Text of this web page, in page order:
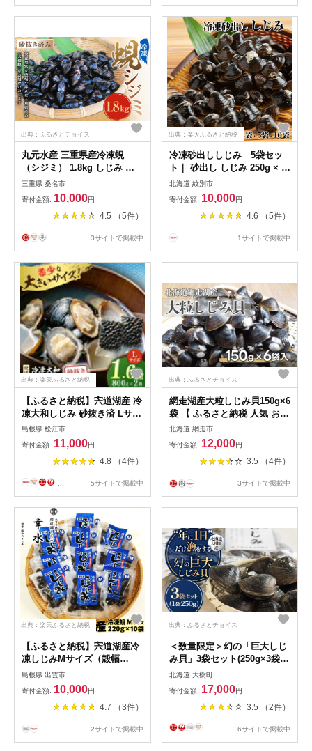
出典：ふるさとチョイス
丸元水産 三重県産冷凍蜆
（シジミ） 1.8kg しじみ 魚
介 貝 魚貝 海鮮 お吸い物 味
噌汁 スープ 023-0005
三重県 桑名市
寄付金額: 10,000円
4.5 （5件）
3サイトで掲載中
出典：楽天ふるさと納税
冷凍砂出ししじみ 5袋セッ
ト｜ 砂出し しじみ 250g × 5
袋 新鮮 国産 グルメ 味噌汁
しじみ汁 酒蒸し クラムチャ
ウダー しじみチャウダー 炊
き込み 料理 お取り寄せ 貝 小
ふるさ
北海道 紋別市
寄付金額: 10,000円
4.6 （5件）
1サイトで掲載中
出典：楽天ふるさと納税
【ふるさと納税】宍道湖産 冷
凍大和しじみ 砂抜き済 Lサイ
ズ800×2袋(1.6kg) 島根県松江
市/しじみ市場株式会社
[ALDK005]
島根県 松江市
寄付金額: 11,000円
4.8 （4件）
5サイトで掲載中
出典：ふるさとチョイス
網走湖産大粒しじみ貝150g×6
袋 【 ふるさと納税 人気 おす
すめ ランキング しじみ シジ
ミ 蜆 しじみ貝 シジミ貝 貝
北海道しじみ 北海道シジミ
しじみ北海道 シジミ北海道
産 北海道 網走市 送料無料 】
北海道 網走市
寄付金額: 12,000円
3.5 （4件）
3サイトで掲載中
出典：楽天ふるさと納税
【ふるさと納税】宍道湖産冷
凍しじみМサイズ（殻幅
12mm～14mm）220g×10袋 |
しじみ 宍道湖産 冷凍 2Lサイ
ズ 砂抜き 水洗い済 加熱用 漁
師直送 新鮮 味噌汁 お取り寄
市
島根県 出雲市
寄付金額: 10,000円
4.7 （3件）
2サイトで掲載中
出典：ふるさとチョイス
＜数量限定＞幻の「巨大しじ
み貝」3袋セット(250g×3袋)
【1535325】
北海道 大樹町
寄付金額: 17,000円
3.5 （2件）
6サイトで掲載中